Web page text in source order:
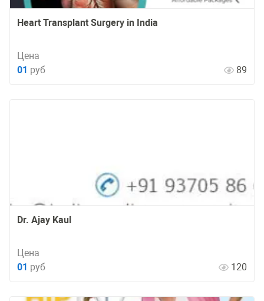
Heart Transplant Surgery in India
Цена
01 руб 89
Dr. Ajay Kaul
Цена
01 руб 120